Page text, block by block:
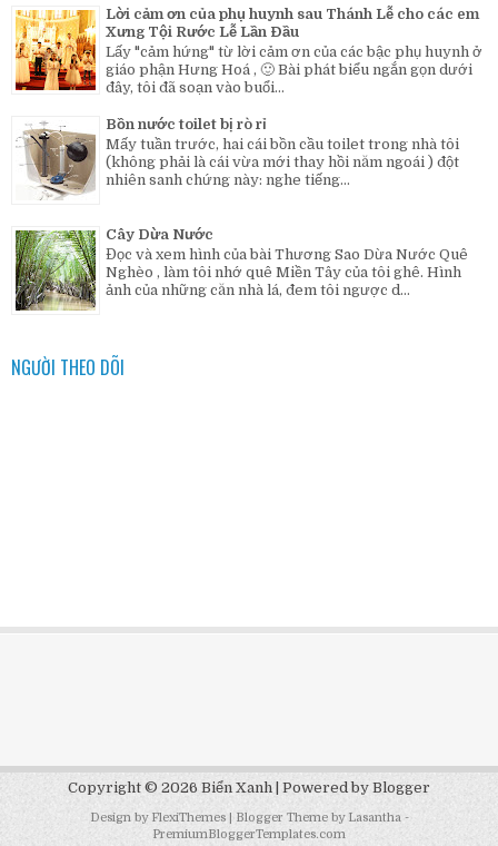
Lời cảm ơn của phụ huynh sau Thánh Lễ cho các em
Xưng Tội Rước Lễ Lần Đầu
Lấy "cảm hứng" từ lời cảm ơn của các bậc phụ huynh ở
giáo phận Hưng Hoá , 🙂 Bài phát biểu ngắn gọn dưới
đây, tôi đã soạn vào buổi...
Bồn nước toilet bị rò rỉ
Mấy tuần trước, hai cái bồn cầu toilet trong nhà tôi
(không phải là cái vừa mới thay hồi năm ngoái ) đột
nhiên sanh chứng này: nghe tiếng...
Cây Dừa Nước
Đọc và xem hình của bài Thương Sao Dừa Nước Quê
Nghèo , làm tôi nhớ quê Miền Tây của tôi ghê. Hình
ảnh của những căn nhà lá, đem tôi ngược d...
NGƯỜI THEO DÕI
Copyright © 2026 Biển Xanh | Powered by Blogger
Design by FlexiThemes| Blogger Theme by Lasantha -
PremiumBloggerTemplates.com